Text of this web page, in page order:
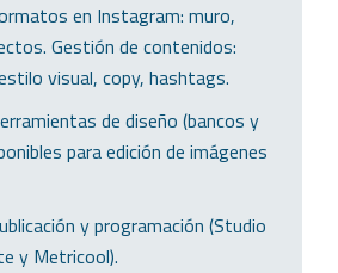
en Instagram: muro,
Gestión de contenidos:
visual, copy, hashtags.
de diseño (bancos y
para edición de imágenes
y programación (Studio
y Metricool).